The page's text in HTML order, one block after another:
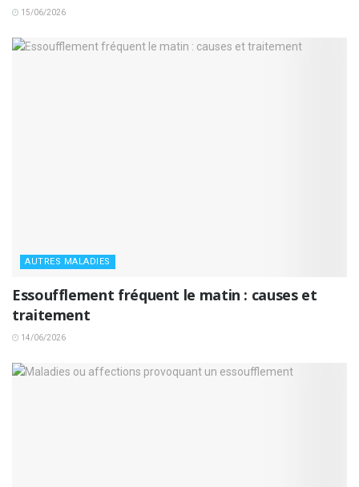
15/06/2026
AUTRES MALADIES
Essoufflement fréquent le matin : causes et
traitement
14/06/2026